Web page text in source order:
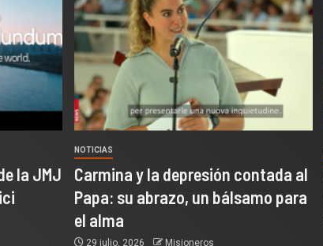
la JMJ
NOTICIAS
Carmina y la depresión contada al
Papa: su abrazo, un bálsamo para
el alma
29 julio, 2026 Misioneros